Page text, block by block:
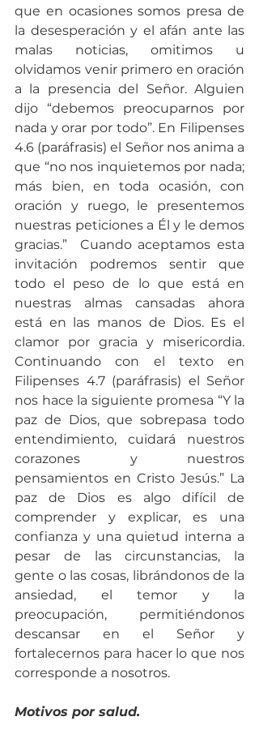
que en ocasiones somos presa de
la desesperación y el afán ante las
malas noticias, omitimos u
olvidamos venir primero en oración
a la presencia del Señor. Alguien
dijo “debemos preocuparnos por
nada y orar por todo”. En Filipenses
4.6 (paráfrasis) el Señor nos anima a
que “no nos inquietemos por nada;
más bien, en toda ocasión, con
oración y ruego, le presentemos
nuestras peticiones a Él y le demos
gracias.”  Cuando aceptamos esta
invitación podremos sentir que
todo el peso de lo que está en
nuestras almas cansadas ahora
está en las manos de Dios. Es el
clamor por gracia y misericordia.
Continuando con el texto en
Filipenses 4.7 (paráfrasis) el Señor
nos hace la siguiente promesa “Y la
paz de Dios, que sobrepasa todo
entendimiento, cuidará nuestros
corazones y nuestros
pensamientos en Cristo Jesús.” La
paz de Dios es algo difícil de
comprender y explicar, es una
confianza y una quietud interna a
pesar de las circunstancias, la
gente o las cosas, librándonos de la
ansiedad, el temor y la
preocupación, permitiéndonos
descansar en el Señor y
fortalecernos para hacer lo que nos
corresponde a nosotros.
Motivos por salud.